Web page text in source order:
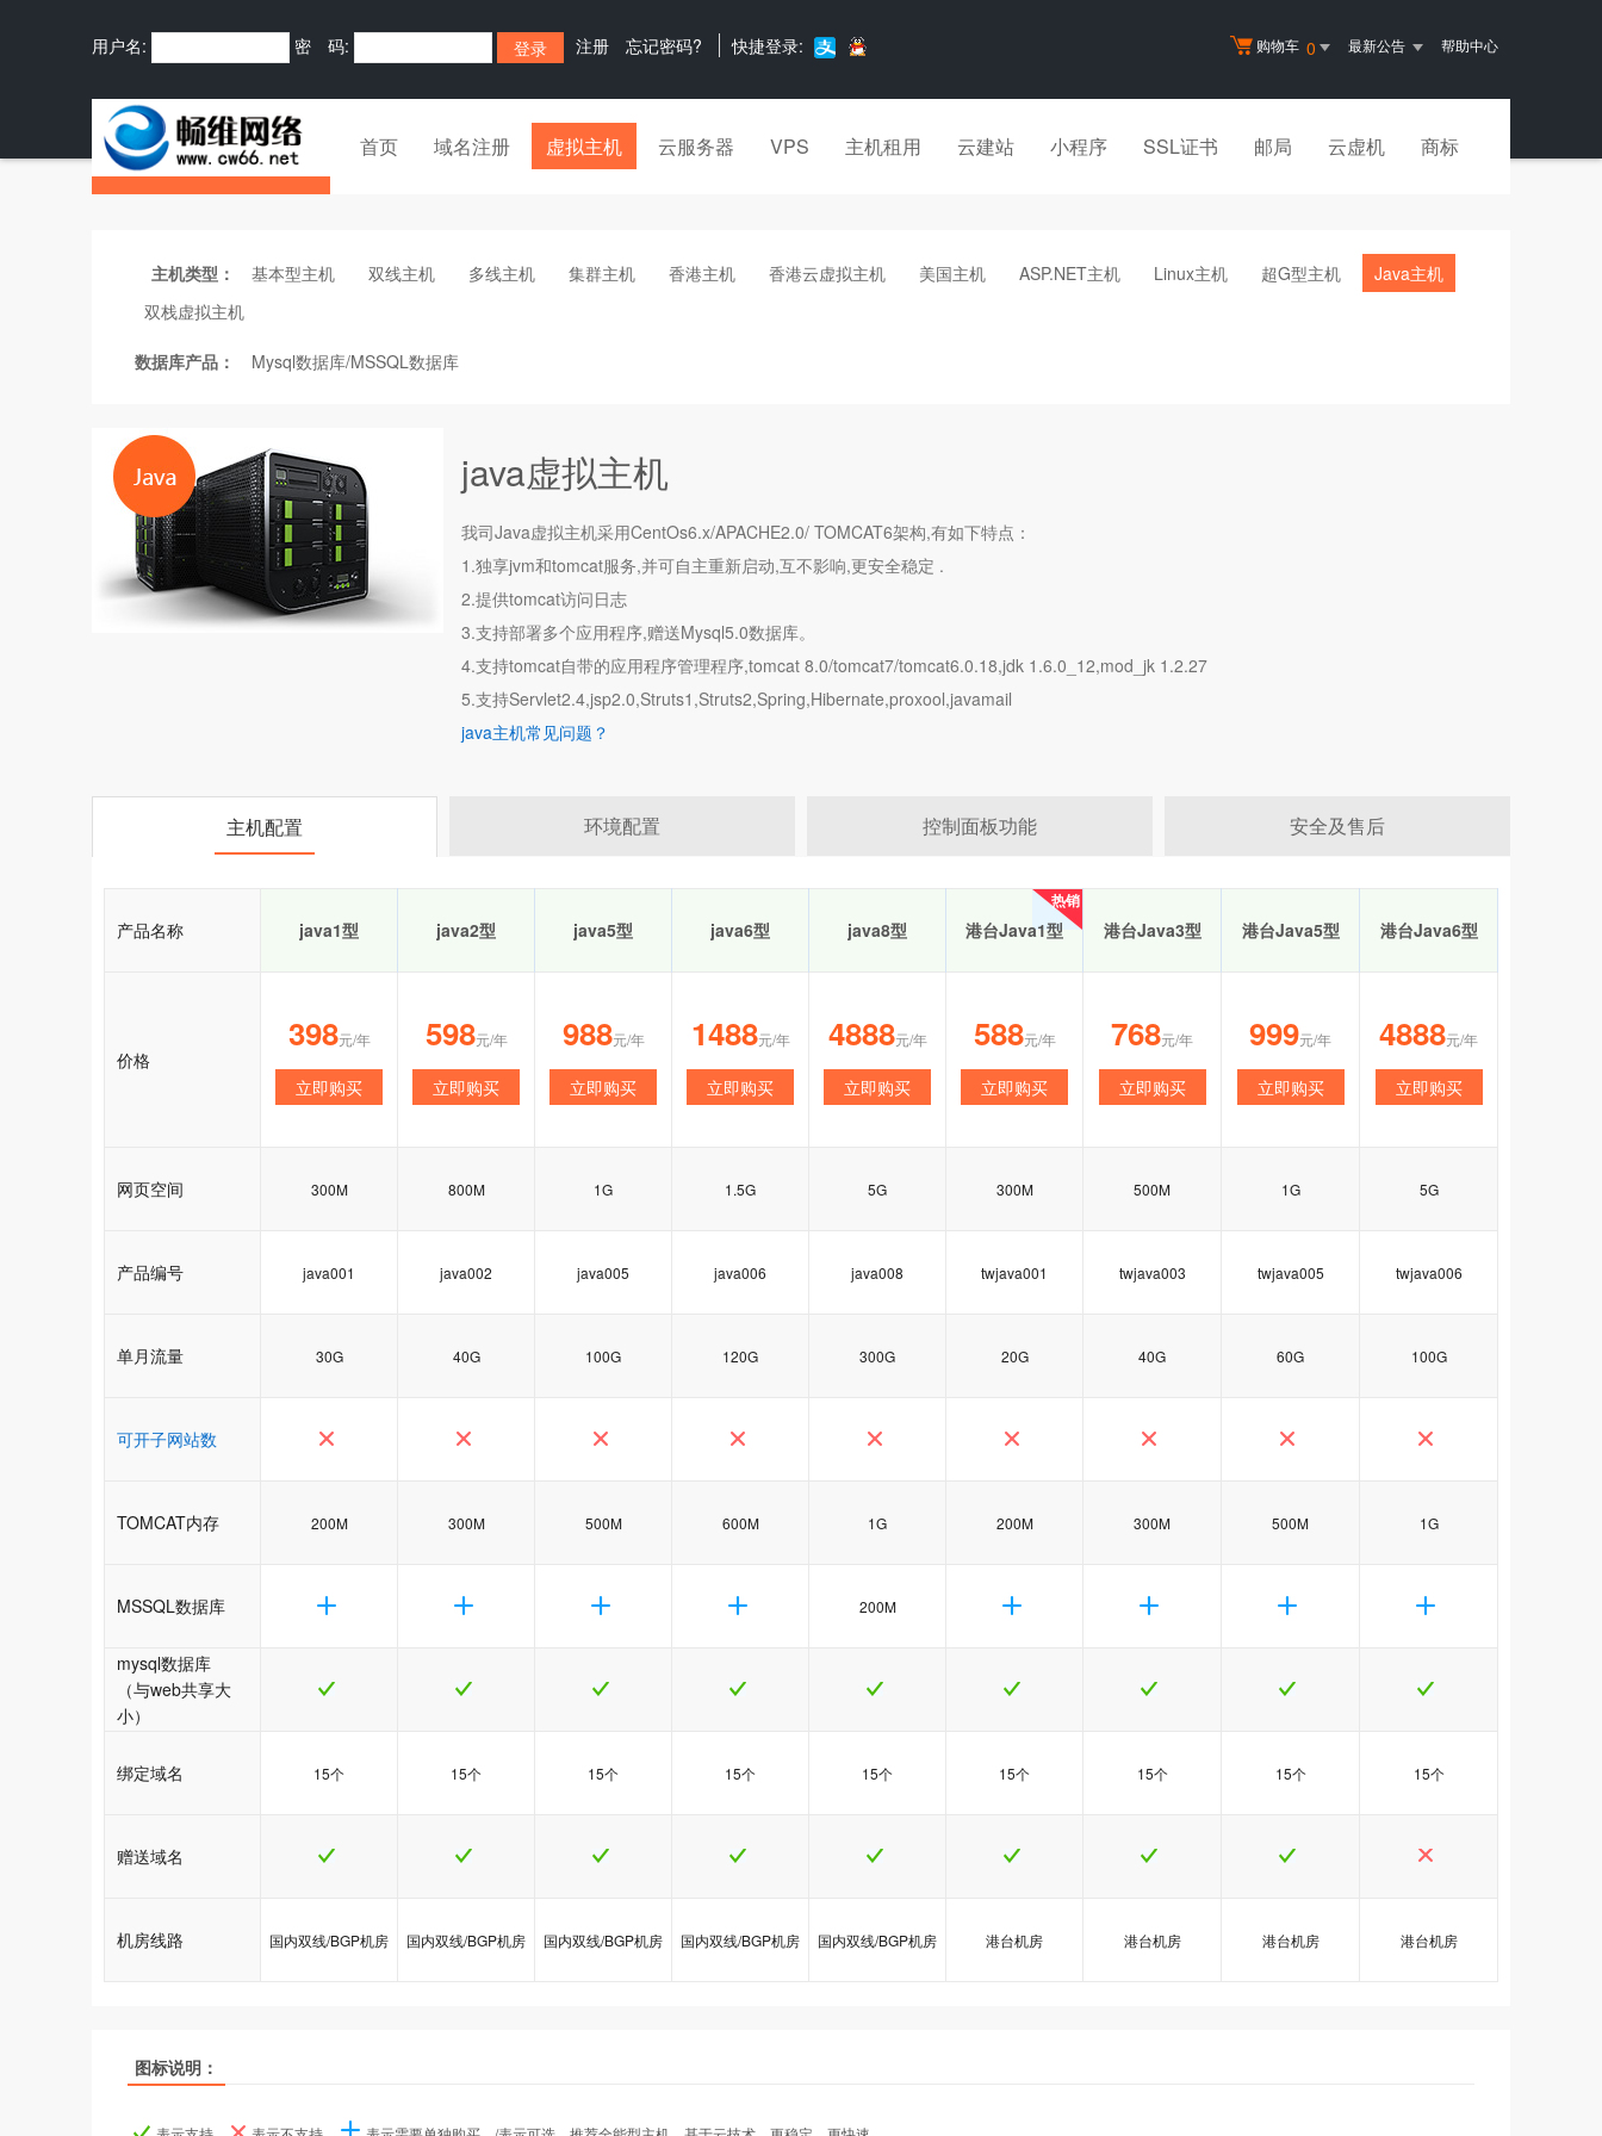
购物车 0 最新公告 帮助中心
用户名: 密 码: 注册 忘记密码? 快捷登录:
首页 域名注册 虚拟主机 云服务器 VPS 主机租用 云建站 小程序 SSL证书 邮局 云虚机 商标
主机类型： 基本型主机 双线主机 多线主机 集群主机 香港主机 香港云虚拟主机 美国主机 ASP.NET主机 Linux主机 超G型主机
Java主机
双栈虚拟主机
数据库产品： Mysql数据库/MSSQL数据库
java虚拟主机
我司Java虚拟主机采用CentOs6.x/APACHE2.0/ TOMCAT6架构,有如下特点：
1.独享jvm和tomcat服务,并可自主重新启动,互不影响,更安全稳定 .
2.提供tomcat访问日志
3.支持部署多个应用程序,赠送Mysql5.0数据库。
4.支持tomcat自带的应用程序管理程序,tomcat 8.0/tomcat7/tomcat6.0.18,jdk 1.6.0_12,mod_jk 1.2.27
5.支持Servlet2.4,jsp2.0,Struts1,Struts2,Spring,Hibernate,proxool,javamail
java主机常见问题？
主机配置 环境配置 控制面板功能 安全及售后
产品名称 java1型 java2型 java5型 java6型 java8型
热销
热销
港台Java1型 港台Java3型 港台Java5型 港台Java6型
价格
398元/年
立即购买
598元/年
立即购买
988元/年
立即购买
1488元/年
立即购买
4888元/年
立即购买
588元/年
立即购买
768元/年
立即购买
999元/年
立即购买
4888元/年
立即购买
网页空间 300M 800M 1G 1.5G 5G 300M 500M 1G 5G
产品编号 java001 java002 java005 java006 java008 twjava001 twjava003 twjava005 twjava006
单月流量 30G 40G 100G 120G 300G 20G 40G 60G 100G
可开子网站数
TOMCAT内存 200M 300M 500M 600M 1G 200M 300M 500M 1G
MSSQL数据库 200M
mysql数据库
（与web共享大
小）
绑定域名 15个 15个 15个 15个 15个 15个 15个 15个 15个
赠送域名
机房线路 国内双线/BGP机房 国内双线/BGP机房 国内双线/BGP机房 国内双线/BGP机房 国内双线/BGP机房 港台机房 港台机房 港台机房 港台机房
产品名称
产品名称
产品名称
图标说明：